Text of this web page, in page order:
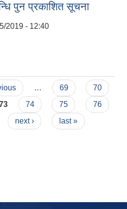
पुन प्रकाशित सूचना
2019 - 12:40
… 69
70
74 75
76
next › last »